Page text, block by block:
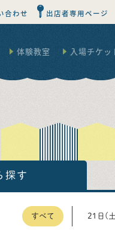
合わせ 出店者専用ページ
体験教室 入場チケッ
探す
すべて 21日(